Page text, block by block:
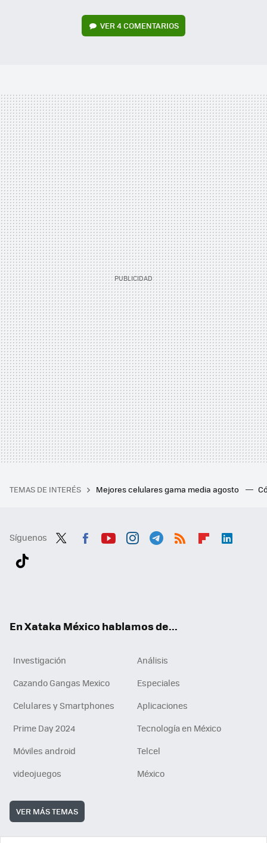
VER4 COMENTARIOS
TEMAS DE INTERÉS Mejores celulares gama media agosto
Síguenos
En Xataka México hablamos de...
Investigación
Análisis
Cazando Gangas Mexico
Especiales
Celulares y Smartphones
Aplicaciones
Prime Day 2024
Tecnología en México
Móviles android
Telcel
videojuegos
México
VER MÁS TEMAS